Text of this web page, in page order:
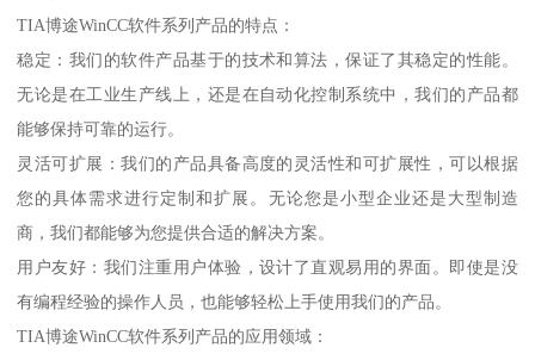
TIA博途WinCC软件系列产品的特点：
稳定：我们的软件产品基于的技术和算法，保证了其稳定的性能。
无论是在工业生产线上，还是在自动化控制系统中，我们的产品都
能够保持可靠的运行。
灵活可扩展：我们的产品具备高度的灵活性和可扩展性，可以根据
您的具体需求进行定制和扩展。无论您是小型企业还是大型制造
商，我们都能够为您提供合适的解决方案。
用户友好：我们注重用户体验，设计了直观易用的界面。即使是没
有编程经验的操作人员，也能够轻松上手使用我们的产品。
TIA博途WinCC软件系列产品的应用领域：